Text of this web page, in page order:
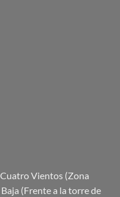
Vientos (Zona
(Frente a la torre de